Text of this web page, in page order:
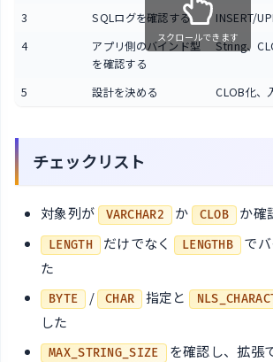
3 SQLログを確認する
INSERT/
4
アプリ側のバインド型
を確認する
String、
5 設計を決める CLOB化、
スクロールできます
チェックリスト
対象列が VARCHAR2 か CLOB か確
LENGTH だけでなく LENGTHB
で
た
BYTE / CHAR 指定と
した
MAX_STRING_SIZE を確認し、拡張